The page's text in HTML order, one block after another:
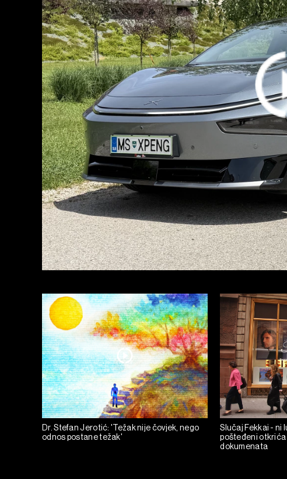
Dr. Stefan Jerotić: 'Težak nije čovjek, nego
odnos postane težak'
Slučaj Fekkai - ni
pošteđeni otkrića
dokumenata